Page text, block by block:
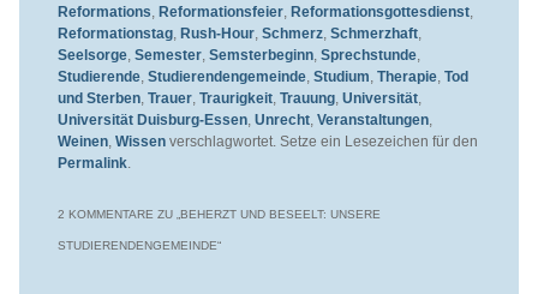
Reformations Reformationsfeier, Reformationsgottesdienst,
Reformationstag, Rush-Hour, Schmerz, Schmerzhaft,
Seelsorge, Semester, Semsterbeginn, Sprechstunde,
Studierende, Studierendengemeinde, Studium Therapie, Tod
und Sterben, Trauer, Traurigkeit, Trauung, Universität,
Universität Duisburg-Essen, Unrecht, Veranstaltungen,
Weinen, Wissenverschlagwortet. Setze ein Lesezeichen für den
Permalink.
2 KOMMENTARE ZU „ BEHERZT UND BESEELT: UNSERE
STUDIERENDENGEMEINDE“